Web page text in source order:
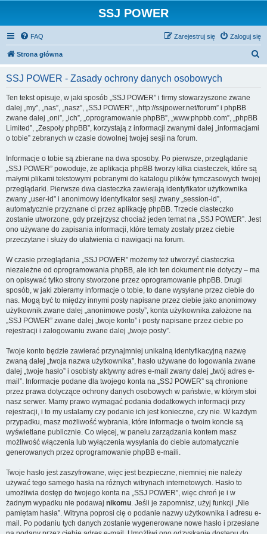
SSJ POWER
FAQ Zaloguj się
Zarejestruj się
Strona główna
SSJ POWER - Zasady ochrony danych osobowych
Ten tekst opisuje, w jaki sposób „SSJ POWER” i firmy stowarzyszone zwane
dalej „my”, „nas”, „nasz”, „SSJ POWER”, „http://ssjpower.net/forum” i phpBB
zwane dalej „oni”, „ich”, „oprogramowanie phpBB”, „www.phpbb.com”, „phpBB
Limited”, „Zespoły phpBB”, korzystają z informacji zwanymi dalej „informacjami
o tobie” zebranych w czasie dowolnej twojej sesji na forum.
Informacje o tobie są zbierane na dwa sposoby. Po pierwsze, przeglądanie
„SSJ POWER” powoduje, że aplikacja phpBB tworzy kilka ciasteczek, które są
małymi plikami tekstowymi pobranymi do katalogu plików tymczasowych twojej
przeglądarki. Pierwsze dwa ciasteczka zawierają identyfikator użytkownika
zwany „user-id” i anonimowy identyfikator sesji zwany „session-id”,
automatycznie przyznane ci przez aplikację phpBB. Trzecie ciasteczko
zostanie utworzone, gdy przejrzysz chociaż jeden temat na „SSJ POWER”. Jest
ono używane do zapisania informacji, które tematy zostały przez ciebie
przeczytane i służy do ułatwienia ci nawigacji na forum.
W czasie przeglądania „SSJ POWER” możemy też utworzyć ciasteczka
niezależne od oprogramowania phpBB, ale ich ten dokument nie dotyczy – ma
on opisywać tylko strony stworzone przez oprogramowanie phpBB. Drugi
sposób, w jaki zbieramy informacje o tobie, to dane wysyłane przez ciebie do
nas. Mogą być to między innymi posty napisane przez ciebie jako anonimowy
użytkownik zwane dalej „anonimowe posty”, konta użytkownika założone na
„SSJ POWER” zwane dalej „twoje konto” i posty napisane przez ciebie po
rejestracji i zalogowaniu zwane dalej „twoje posty”.
Twoje konto będzie zawierać przynajmniej unikalną identyfikacyjną nazwę
zwaną dalej „twoja nazwa użytkownika”, hasło używane do logowania zwane
dalej „twoje hasło” i osobisty aktywny adres e-mail zwany dalej „twój adres e-
mail”. Informacje podane dla twojego konta na „SSJ POWER” są chronione
przez prawa dotyczące ochrony danych osobowych w państwie, w którym stoi
nasz serwer. Mamy prawo wymagać podania dodatkowych informacji przy
rejestracji, i to my ustalamy czy podanie ich jest konieczne, czy nie. W każdym
przypadku, masz możliwość wybrania, które informacje o twoim koncie są
wyświetlane publicznie. Co więcej, w panelu zarządzania kontem masz
możliwość włączenia lub wyłączenia wysyłania do ciebie automatycznie
generowanych przez oprogramowanie phpBB e-maili.
Twoje hasło jest zaszyfrowane, więc jest bezpieczne, niemniej nie należy
używać tego samego hasła na różnych witrynach internetowych. Hasło to
umożliwia dostęp do twojego konta na „SSJ POWER”, więc chroń je i w
żadnym wypadku nie podawaj nikomu. Jeśli je zapomnisz, użyj funkcji „Nie
pamiętam hasła”. Witryna poprosi cię o podanie nazwy użytkownika i adresu e-
mail. Po podaniu tych danych zostanie wygenerowane nowe hasło i przesłane